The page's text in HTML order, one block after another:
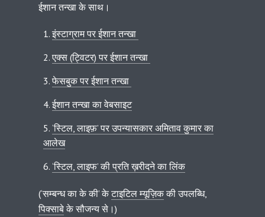
ईशान तन्खा के साथ।
इंस्टाग्राम पर ईशान तन्खा
एक्स (ट्विटर) पर ईशान तन्खा
फेसबुक पर ईशान तन्खा
ईशान तन्खा का वेबसाइट
‘स्टिल, लाइफ़’ पर उपन्यासकार अमिताव कुमार का
आलेख
‘स्टिल, लाइफ’ की प्रति ख़रीदने का लिंक
(‘सम्बन्ध का के की’ के टाइटिल म्यूज़िककी उपलब्धि,
पिक्साबेके सौजन्य से।)